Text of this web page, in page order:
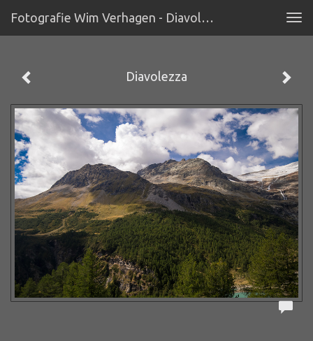
Fotografie Wim Verhagen - Diavolezza
Diavolezza